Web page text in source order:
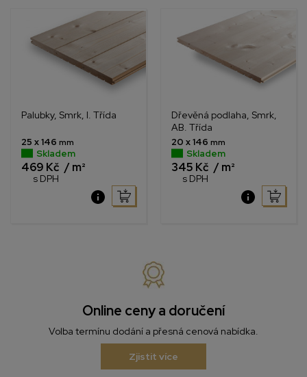
Palubky, Smrk, I. Třída
25 x 146 mm
Skladem
469 Kč
s DPH
/ m²
Dřevěná podlaha, Smrk,
AB. Třída
20 x 146 mm
Skladem
345 Kč
s DPH
/ m²
Online ceny a doručení
Volba termínu dodání a přesná cenová nabídka.
Zjistit více